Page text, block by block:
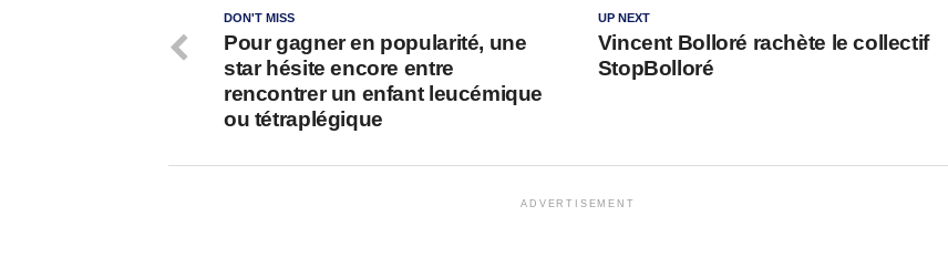
UP NEXT
Vincent Bolloré rachète le collectif
StopBolloré
DON'T MISS
Pour gagner en popularité, une
star hésite encore entre
rencontrer un enfant leucémique
ou tétraplégique
ADVERTISEMENT